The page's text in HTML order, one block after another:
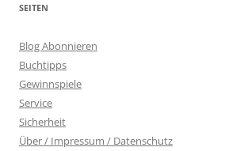
SEITEN
Blog Abonnieren
Buchtipps
Gewinnspiele
Service
Sicherheit
Über / Impressum / Datenschutz